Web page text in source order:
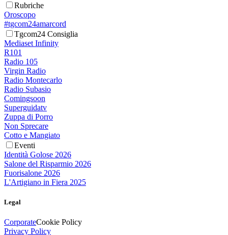
Rubriche
Oroscopo
#tgcom24amarcord
Tgcom24 Consiglia
Mediaset Infinity
R101
Radio 105
Virgin Radio
Radio Montecarlo
Radio Subasio
Comingsoon
Superguidatv
Zuppa di Porro
Non Sprecare
Cotto e Mangiato
Eventi
Identità Golose 2026
Salone del Risparmio 2026
Fuorisalone 2026
L'Artigiano in Fiera 2025
Legal
CorporateCookie Policy
Privacy Policy